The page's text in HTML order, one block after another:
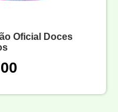
Oficial Doces